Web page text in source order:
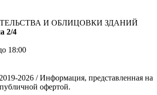
И ОБЛИЦОВКИ ЗДАНИЙ
2/4
18:00
2026 / Информация, представленная на
офертой.